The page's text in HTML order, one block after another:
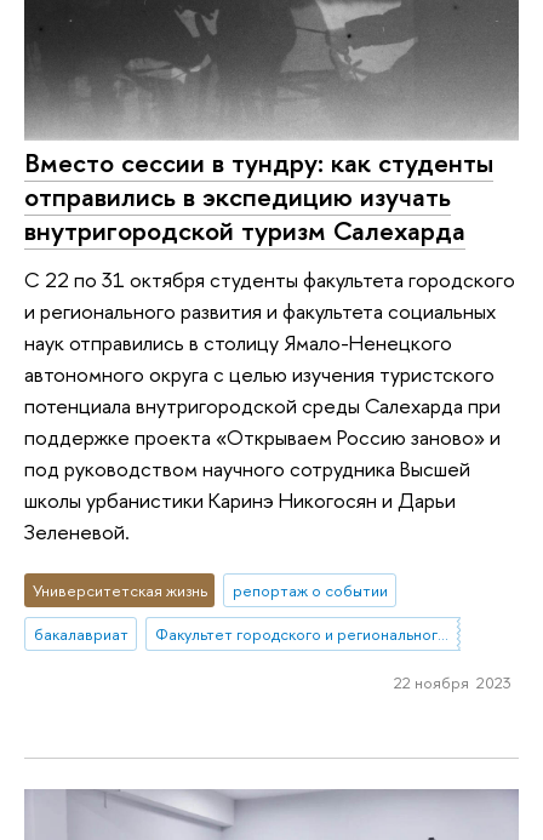
Вместо сессии в тундру: как студенты
отправились в экспедицию изучать
внутригородской туризм Салехарда
С 22 по 31 октября студенты факультета городского
и регионального развития и факультета социальных
наук отправились в столицу Ямало-Ненецкого
автономного округа с целью изучения туристского
потенциала внутригородской среды Салехарда при
поддержке проекта «Открываем Россию заново» и
под руководством научного сотрудника Высшей
школы урбанистики Каринэ Никогосян и Дарьи
Зеленевой.
Университетская жизнь
репортаж о событии
бакалавриат
Факультет городского и регионального развития
22 ноября 2023